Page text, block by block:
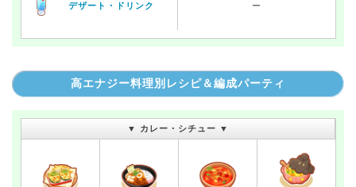
デザート・ドリンク ー
高エナジー料理別レシピ＆編成パーティ
▼ カレー・シチュー ▼